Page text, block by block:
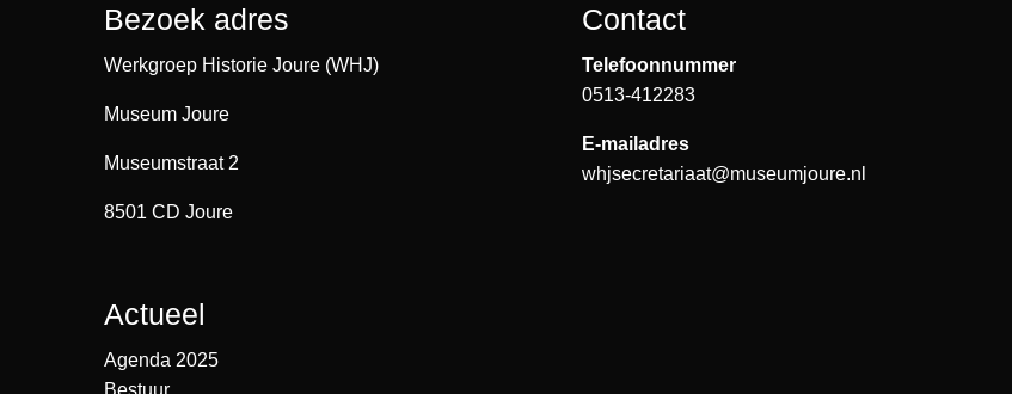
Bezoek adres
Werkgroep Historie Joure (WHJ)
Museum Joure
Museumstraat 2
8501 CD Joure
Contact
Telefoonnummer
0513-412283
E-mailadres
whjsecretariaat@museumjoure.nl
Actueel
Agenda 2025